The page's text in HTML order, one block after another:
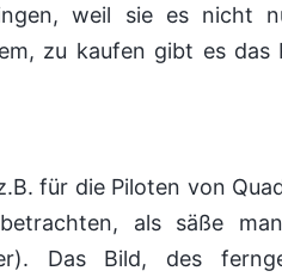
weil sie es nicht
zu kaufen gibt es das
für die Piloten von
als säße
Das Bild, des